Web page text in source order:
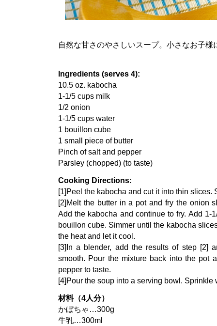
自然な甘さのやさしいスープ。小さなお子様
Ingredients (serves 4):
10.5 oz. kabocha
1-1/5 cups milk
1/2 onion
1-1/5 cups water
1 bouillon cube
1 small piece of butter
Pinch of salt and pepper
Parsley (chopped) (to taste)
Cooking Directions:
[1]Peel the kabocha and cut it into thin slices.
[2]Melt the butter in a pot and fry the onion
Add the kabocha and continue to fry. Add 1-
bouillon cube. Simmer until the kabocha
the heat and let it cool.
[3]In a blender, add the results of step [2]
smooth. Pour the mixture back into the pot
pepper to taste.
[4]Pour the soup into a serving bowl. Sprinkle
材料（4人分）
かぼちゃ…300g
牛乳…300ml